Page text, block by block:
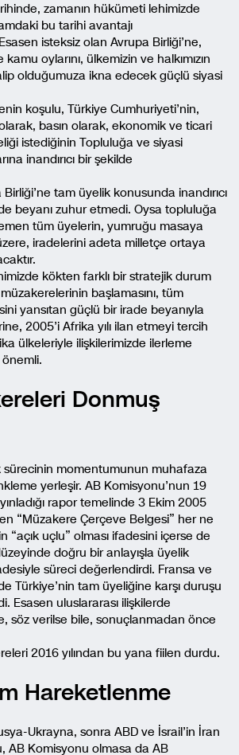
zamanın hükümeti lehimizde
bu tarihi avantajı
isteksiz olan Avrupa Birliği’ne,
oylarını, ülkemizin ve halkımızın
olduğumuza ikna edecek güçlü siyasi
koşulu, Türkiye Cumhuriyeti’nin,
basın olarak, ekonomik ve ticari
istediğinin Topluluğa ve siyasi
inandırıcı bir şekilde
tam üyelik konusunda inandırıcı
beyanı zuhur etmedi. Oysa topluluğa
tüm üyelerin, yumruğu masaya
iradelerini adeta milletçe ortaya
kökten farklı bir stratejik durum
başlamasını, tüm
yansıtan güçlü bir irade beyanıyla
2005’i Afrika yılı ilan etmeyi tercih
ülkeleriyle ilişkilerimizde ilerleme
Donmuş
sürecinin momentumunun muhafaza
yerleşir. AB Komisyonu’nun 19
rapor temelinde 3 Ekim 2005
“Müzakere Çerçeve Belgesi” her ne
“açık uçlu” olması ifadesini içerse de
doğru bir anlayışla üyelik
süreci değerlendirdi. Fransa ve
Türkiye’nin tam üyeliğine karşı duruşu
Esasen uluslararası ilişkilerde
söz verilse bile, sonuçlanmadan önce
2016 yılından bu yana fiilen durdu.
Hareketlenme
Ukrayna, sonra ABD ve İsrail’in İran
AB Komisyonu olmasa da AB